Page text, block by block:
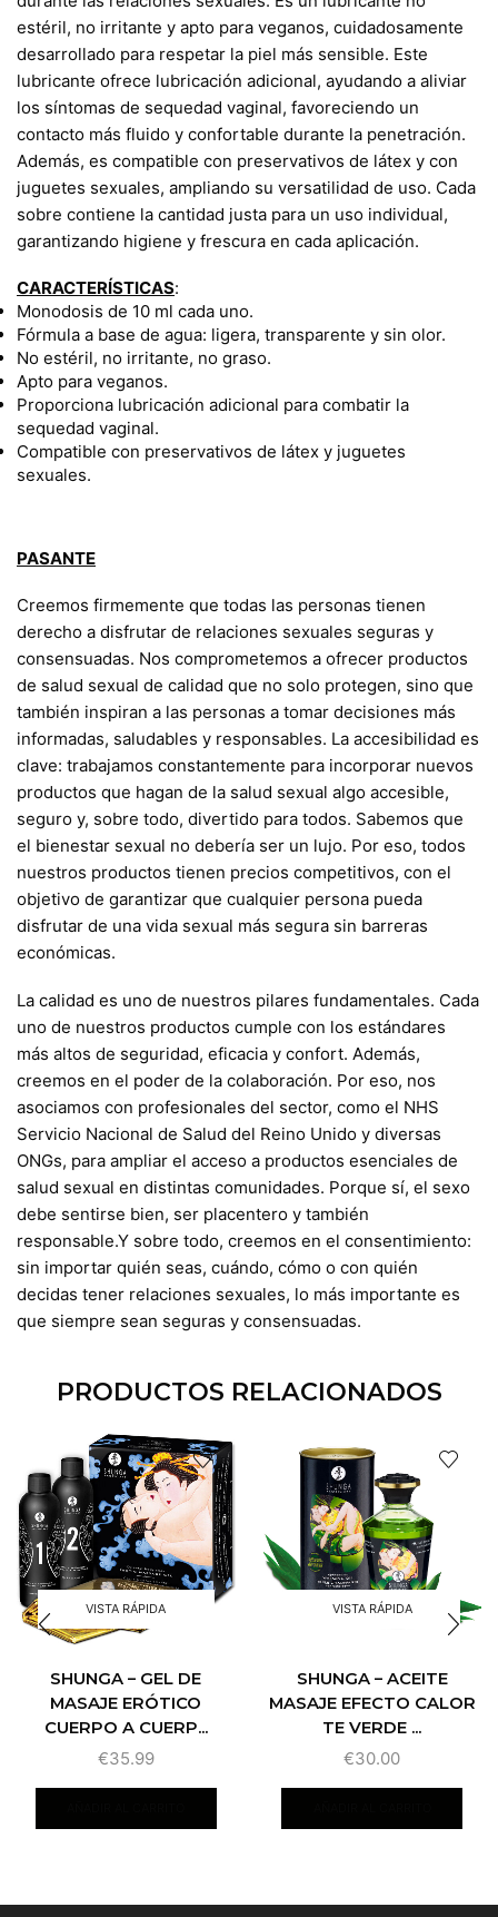
estéril, no irritante y apto para veganos, cuidadosamente
desarrollado para respetar la piel más sensible. Este
lubricante ofrece lubricación adicional, ayudando a aliviar
los síntomas de sequedad vaginal, favoreciendo un
contacto más fluido y confortable durante la penetración.
Además, es compatible con preservativos de látex y con
juguetes sexuales, ampliando su versatilidad de uso. Cada
sobre contiene la cantidad justa para un uso individual,
garantizando higiene y frescura en cada aplicación.
CARACTERÍSTICAS:
Monodosis de 10 ml cada uno.
Fórmula a base de agua: ligera, transparente y sin olor.
No estéril, no irritante, no graso.
Apto para veganos.
Proporciona lubricación adicional para combatir la
sequedad vaginal.
Compatible con preservativos de látex y juguetes
sexuales.
PASANTE
Creemos firmemente que todas las personas tienen
derecho a disfrutar de relaciones sexuales seguras y
consensuadas. Nos comprometemos a ofrecer productos
de salud sexual de calidad que no solo protegen, sino que
también inspiran a las personas a tomar decisiones más
informadas, saludables y responsables. La accesibilidad es
clave: trabajamos constantemente para incorporar nuevos
productos que hagan de la salud sexual algo accesible,
seguro y, sobre todo, divertido para todos. Sabemos que
el bienestar sexual no debería ser un lujo. Por eso, todos
nuestros productos tienen precios competitivos, con el
objetivo de garantizar que cualquier persona pueda
disfrutar de una vida sexual más segura sin barreras
económicas.
La calidad es uno de nuestros pilares fundamentales. Cada
uno de nuestros productos cumple con los estándares
más altos de seguridad, eficacia y confort. Además,
creemos en el poder de la colaboración. Por eso, nos
asociamos con profesionales del sector, como el NHS
Servicio Nacional de Salud del Reino Unido y diversas
ONGs, para ampliar el acceso a productos esenciales de
salud sexual en distintas comunidades. Porque sí, el sexo
debe sentirse bien, ser placentero y también
responsable.Y sobre todo, creemos en el consentimiento:
sin importar quién seas, cuándo, cómo o con quién
decidas tener relaciones sexuales, lo más importante es
que siempre sean seguras y consensuadas.
PRODUCTOS RELACIONADOS
VISTA RÁPIDA
SHUNGA – GEL DE
MASAJE ERÓTICO
CUERPO A CUERP...
€35.99
VISTA RÁPIDA
SHUNGA – ACEITE
MASAJE EFECTO CALOR
TE VERDE ...
€30.00